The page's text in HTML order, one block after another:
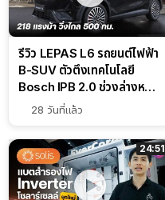
รีวิว LEPAS L6 รถยนต์ไฟฟ้า
B-SUV ตัวตึงเทคโนโลยี
Bosch IPB 2.0 ช่วงล่างหนึบ
ลุ้นราคา 7 แสนต้น
28 วันที่แล้ว
24:51